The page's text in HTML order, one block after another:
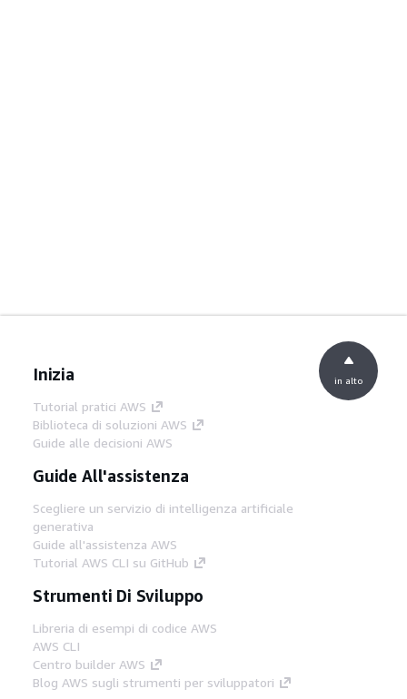
Inizia
Tutorial pratici AWS
Biblioteca di soluzioni AWS
Guide alle decisioni AWS
Guide All'assistenza
Scegliere un servizio di intelligenza artificiale
generativa
Guide all'assistenza AWS
Tutorial AWS CLI su GitHub
Strumenti Di Sviluppo
Libreria di esempi di codice AWS
AWS CLI
Centro builder AWS
Blog AWS sugli strumenti per sviluppatori
in alto